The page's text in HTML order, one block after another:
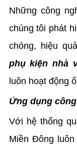
Những công
chúng tôi phát
chóng, hiệu
phụ kiện nhà
luôn hoạt động
Ứng dụng
Với hệ thống
Miền Đông